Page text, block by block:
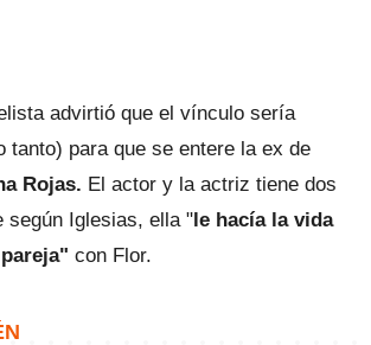
advirtió que el vínculo sería
tanto) para que se entere la ex de
Rojas. El actor y la actriz tiene dos
según Iglesias, ella "le hacía la vida
con Flor.